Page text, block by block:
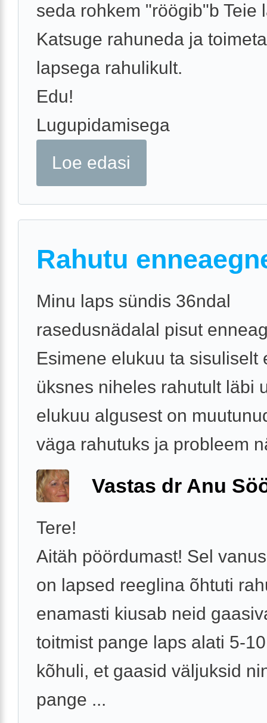
seda rohkem "röögib"b Teie
Katsuge rahuneda ja
lapsega rahulikult.
Edu!
Lugupidamisega
Loe edasi
Rahutu
Minu laps sündis 36ndal
rasedusnädalal pisut
Esimene elukuu ta sisuliselt
üksnes niheles rahutult läbi
elukuu algusest on
väga rahutuks ja probleem
Vastas dr Anu
Tere!
Aitäh pöördumast! Sel
on lapsed reeglina õhtuti
enamasti kiusab neid
toitmist pange laps alati 5-
kõhuli, et gaasid väljuksid
pange ...